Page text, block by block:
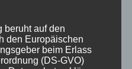
Reflexion
beruht auf den
den Europäischen
beim Erlass
(DS-GVO)